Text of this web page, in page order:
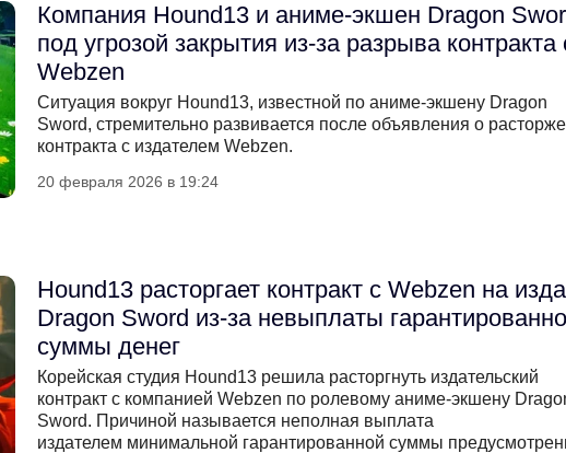
Компания Hound13 и аниме-экшен Dragon
под угрозой закрытия из-за разрыва контракта
Webzen
Ситуация вокруг Hound13, известной по аниме-экшену Dragon
Sword, стремительно развивается после объявления о
контракта с издателем Webzen.
20 февраля 2026 в 19:24
Hound13 расторгает контракт с Webzen на
Dragon Sword из-за невыплаты
суммы денег
Корейская студия Hound13 решила расторгнуть издательский
контракт с компанией Webzen по ролевому аниме-экшену
Sword. Причиной называется неполная выплата
издателем минимальной гарантированной суммы